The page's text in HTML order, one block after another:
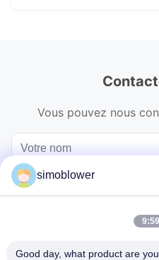
Vous pouvez nous
simoblower
Good day, what product are